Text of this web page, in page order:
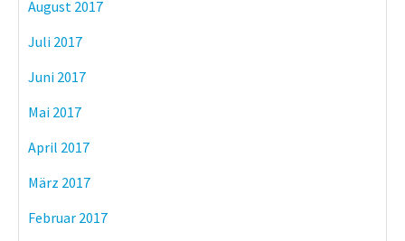
August 2017
Juli 2017
Juni 2017
Mai 2017
April 2017
März 2017
Februar 2017